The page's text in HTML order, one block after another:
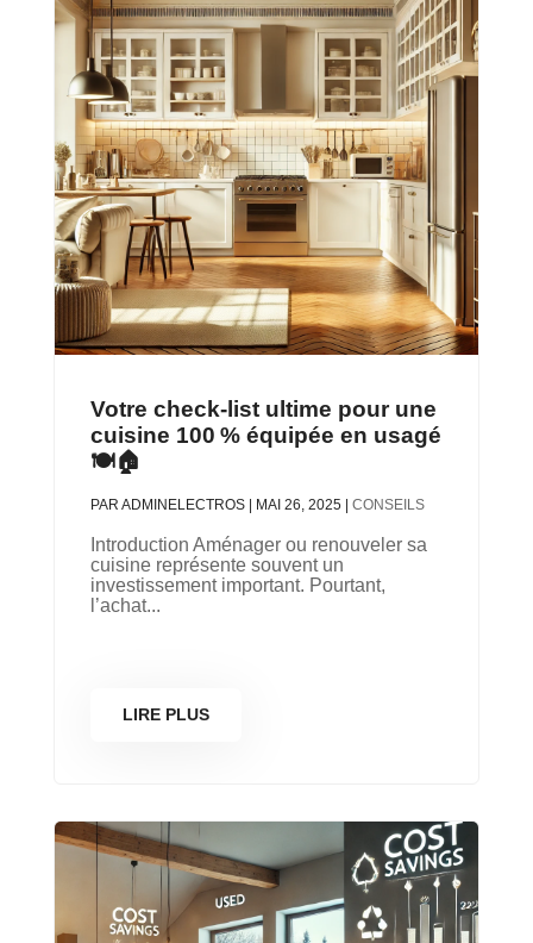
Votre check-list ultime pour une
cuisine 100 % équipée en usagé
🍽️🏠
PAR ADMINELECTROS| MAI 26, 2025| CONSEILS
Introduction Aménager ou renouveler sa
cuisine représente souvent un
investissement important. Pourtant,
l’achat...
LIRE PLUS